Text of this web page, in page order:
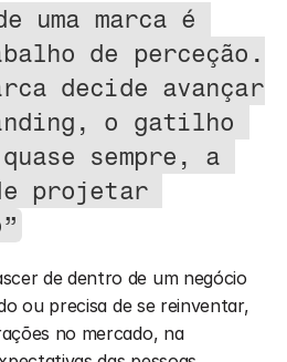
uma marca é
de perceção.
decide avançar
o gatilho
sempre, a
projetar
de dentro de um negócio
ou precisa de se reinventar,
no mercado, na